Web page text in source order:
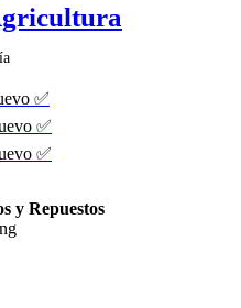
✅
✅
✅
y Repuestos